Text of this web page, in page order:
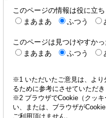
このページの情報は役に立
まあまあ
ふつう
このページは見つけやすか
まあまあ
ふつう
※1 いただいたご意見は、より
るために参考にさせていただ
※2 ブラウザでCookie（クッ
い、または、ブラウザが
ご利用頂けません。